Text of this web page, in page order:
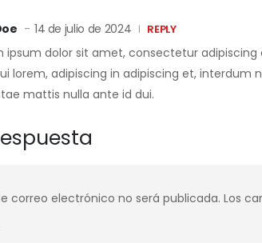
14 de julio de 2024 REPLY
ipsum dolor sit amet, consectetur
lorem, adipiscing in adipiscing et, interdum
mattis nulla ante id dui.
correo electrónico no será publicada. Los